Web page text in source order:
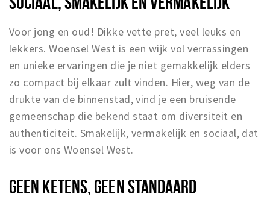
Voor jong en oud! Dikke vette pret, veel leuks en
lekkers. Woensel West is een wijk vol verrassingen
en unieke ervaringen die je niet gemakkelijk elders
zo compact bij elkaar zult vinden. Hier, weg van de
drukte van de binnenstad, vind je een bruisende
gemeenschap die bekend staat om diversiteit en
authenticiteit. Smakelijk, vermakelijk en sociaal, dat
is voor ons Woensel West.
GEEN KETENS, GEEN STANDAARD